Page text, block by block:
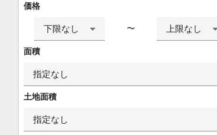
価格
下限なし 〜 上限なし
面積
指定なし
土地面積
指定なし